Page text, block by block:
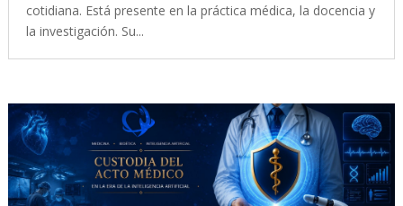
cotidiana. Está presente en la práctica médica, la docencia y
la investigación. Su...